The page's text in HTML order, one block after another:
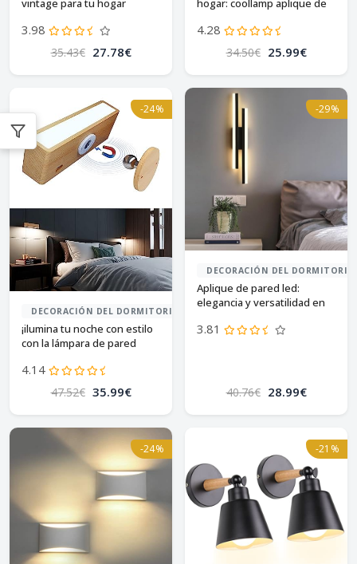
vintage para tu hogar
3.98
35.43€ 27.78€
hogar: coollamp aplique de
4.28
34.50€ 25.99€
-24%
DECORACIÓN DEL DORMITORIO
¡ilumina tu noche con estilo
con la lámpara de pared
4.14
47.52€ 35.99€
-29%
DECORACIÓN DEL DORMITORIO
Aplique de pared led:
elegancia y versatilidad en
3.81
40.76€ 28.99€
-24% -21%